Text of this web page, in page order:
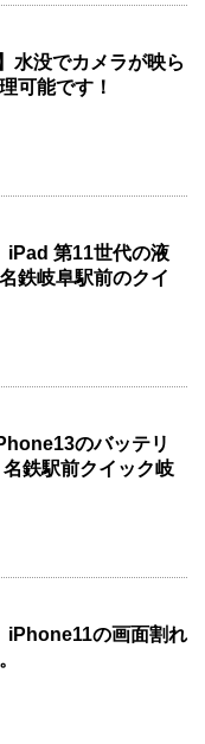
水没でカメラが映ら
可能です！
iPad 第11世代の液
鉄岐阜駅前のクイ
のバッテリ
鉄駅前クイック岐
iPhone11の画面割れ